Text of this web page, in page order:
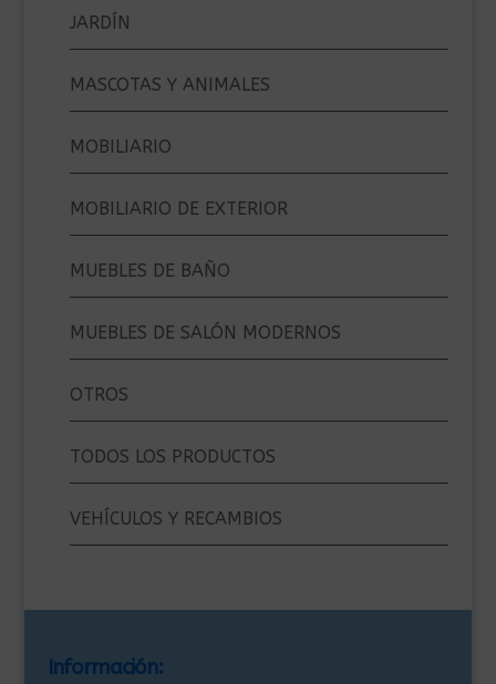
JARDÍN
MASCOTAS Y ANIMALES
MOBILIARIO
MOBILIARIO DE EXTERIOR
MUEBLES DE BAÑO
MUEBLES DE SALÓN MODERNOS
OTROS
TODOS LOS PRODUCTOS
VEHÍCULOS Y RECAMBIOS
Información: